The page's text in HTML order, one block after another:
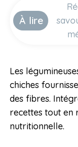
À lire
Les
chiches
des fibres.
recettes tout
nutritionnelle.